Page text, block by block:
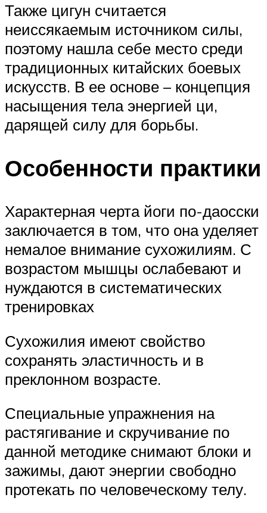
Также цигун считается
неиссякаемым источником силы,
поэтому нашла себе место среди
традиционных китайских боевых
искусств. В ее основе – концепция
насыщения тела энергией ци,
дарящей силу для борьбы.
Особенности практики
Характерная черта йоги по-даосски
заключается в том, что она уделяет
немалое внимание сухожилиям. С
возрастом мышцы ослабевают и
нуждаются в систематических
тренировках
Сухожилия имеют свойство
сохранять эластичность и в
преклонном возрасте.
Специальные упражнения на
растягивание и скручивание по
данной методике снимают блоки и
зажимы, дают энергии свободно
протекать по человеческому телу.